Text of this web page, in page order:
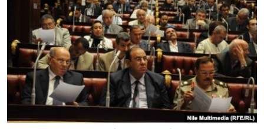
СПЕЦПРОЕКТИ
ДЕПОРТАЦІЯ
ВІДЕОУРОКИ «ELIFBE»
СВІДЧЕННЯ ОКУПАЦІЇ
УКРАЇНСЬКА ПРОБЛЕМА КРИМУ
ІНФОГРАФІКА
ЯК ОБІЙТИ БЛОКУВАННЯ
Русский
Qırımtatar
ДОЛУЧАЙСЯ!